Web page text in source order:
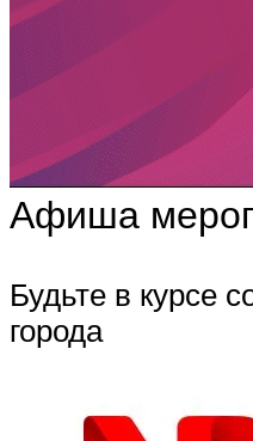
Афиша
Будьте в курсе
города